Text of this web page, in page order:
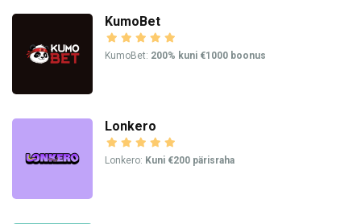
KumoBet
KumoBet: 200% kuni €1000 boonus
Lonkero
Lonkero: Kuni €200 pärisraha